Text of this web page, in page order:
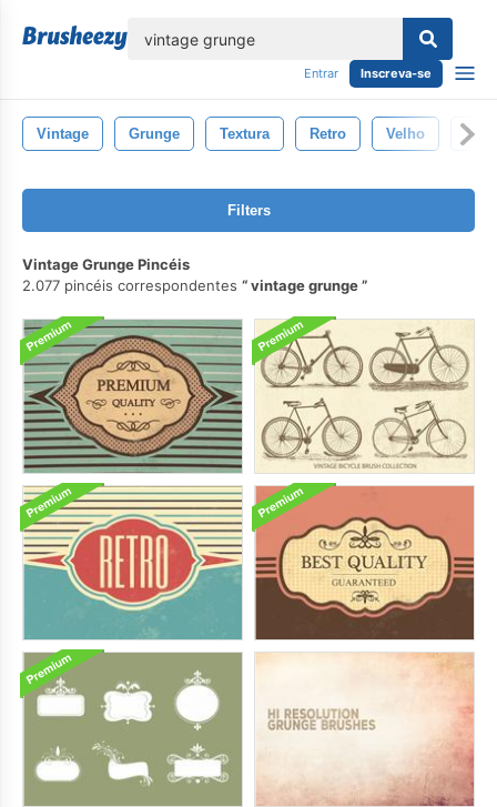
Entrar Inscreva-se
Vintage Grunge Textura Retro Velho
Filters
Vintage Grunge Pincéis
2.077 pincéis correspondentes
vintage grunge